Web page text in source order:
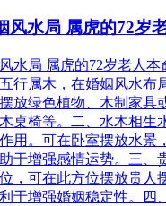
风水局 属虎的72岁
水局 属虎的72岁老人
行属木，在婚姻风水布
放绿色植物、木制家具
桌椅等。二、水木相生
用。可在卧室摆放水景
于增强感情运势。三、
，可在此方位摆放贵人
于增强婚姻稳定性。四